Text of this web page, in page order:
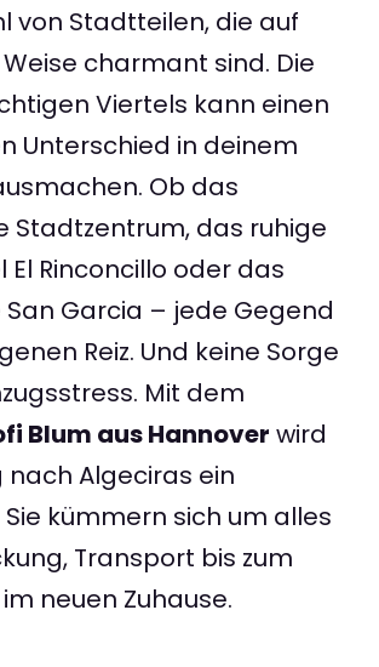
von Stadtteilen, die auf
charmant sind. Die
Viertels kann einen
Unterschied in deinem
Ob das
Stadtzentrum, das ruhige
El Rinconcillo oder das
Garcia – jede Gegend
Reiz. Und keine Sorge
Mit dem
Blum aus Hannover wird
nach Algeciras ein
Sie kümmern sich um alles
Transport bis zum
neuen Zuhause.